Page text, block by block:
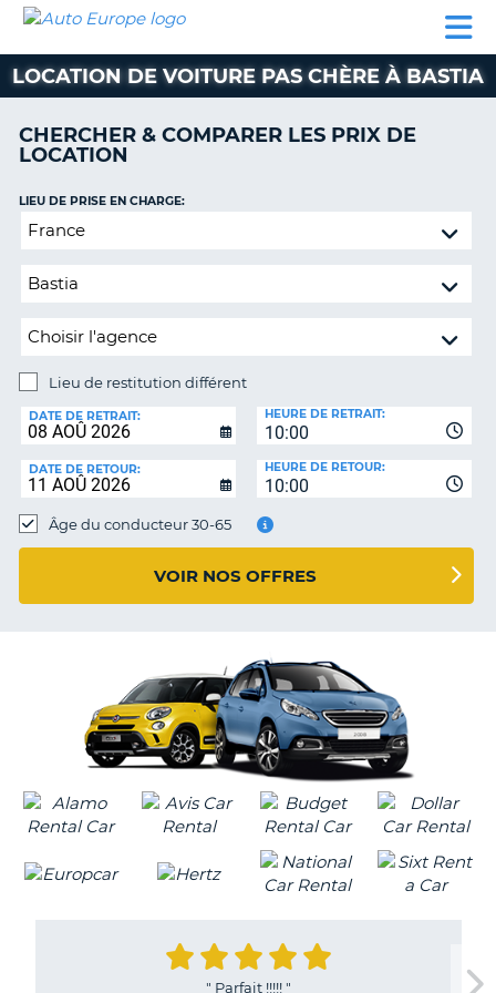
LOCATION
VOITURE
CAMPING-
CAR
CLIENT
AUTO
EUROPE
LOCATION
VOITURE
CAMPING-
CAR
PARTENAIRES
SUPPORT
CLIENT
COMPTE
MA
LOCATION DE VOITURE PAS CHÈRE À BASTIA
CHERCHER & COMPARER LES PRIX DE
LOCATION
Lieu
restitution
LIEU DE PRISE EN CHARGE:
Lieu de restitution différent
DE
RESTITUTION:
DATE DE RETRAIT:
10:00
HEURE DE RETRAIT:
DATE DE RETOUR:
10:00
HEURE DE RETOUR:
Âge du conducteur 30-65
VOIR NOS OFFRES
" Parfait !!!!!"